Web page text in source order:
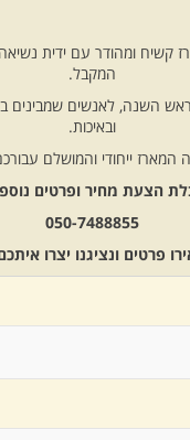
קשיח ומהודר עם ידית
המקבל.
השנה, לאנשים שמבינים
ובאיכות.
המארז ייחודי והמושלם
הצעת מחיר ופרטים
050-7488855
פרטים ונציגנו יצרו